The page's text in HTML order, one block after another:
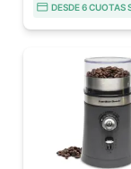
DESDE 6 CUOTAS